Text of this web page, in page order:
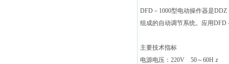
DFD －1000型电动操作器是
组成的自动调节系统。应用
主要技术指标
电源电压：220V 50～60Hｚ